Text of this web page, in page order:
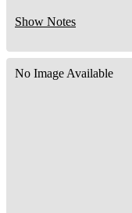
Show Notes
No Image Available